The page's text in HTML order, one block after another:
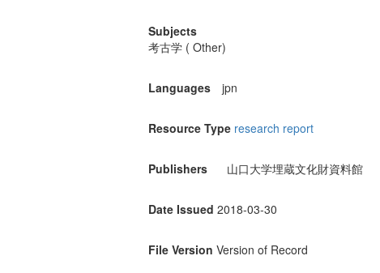
Subjects
考古学 ( Other)
Languages jpn
Resource Type research report
Publishers 山口大学埋蔵文化財資料館
Date Issued 2018-03-30
File Version Version of Record